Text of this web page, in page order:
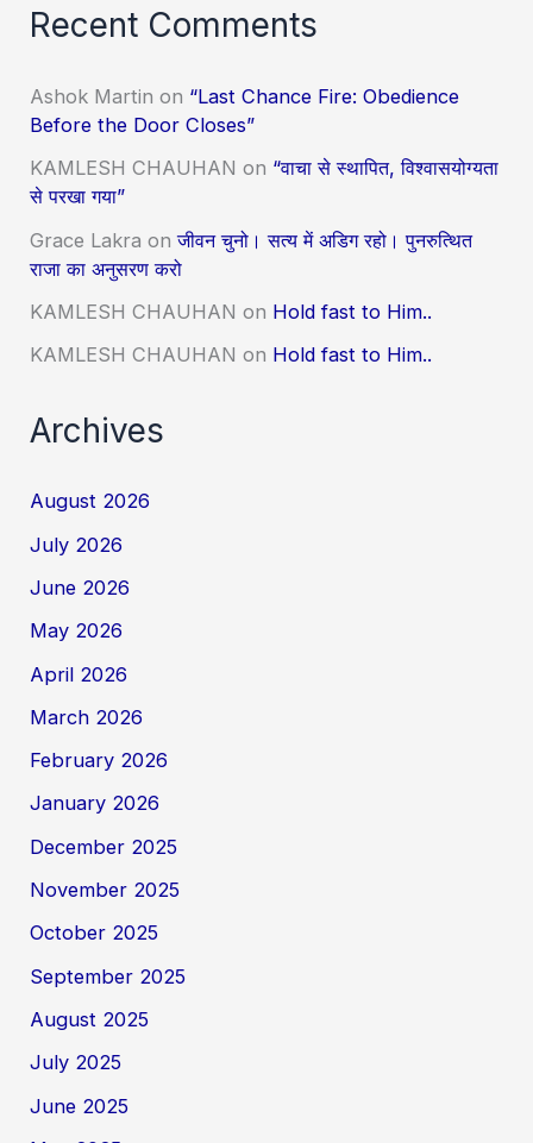
Recent Comments
Ashok Martin on “Last Chance Fire: Obedience
Before the Door Closes”
KAMLESH CHAUHAN on “वाचा से स्थापित, विश्वासयोग्यता
से परखा गया”
Grace Lakra onजीवन चुनो। सत्य में अडिग रहो। पुनरुत्थित
राजा का अनुसरण करो
KAMLESH CHAUHAN on Hold fast to Him..
KAMLESH CHAUHAN on Hold fast to Him..
Archives
August 2026
July 2026
June 2026
May 2026
April 2026
March 2026
February 2026
January 2026
December 2025
November 2025
October 2025
September 2025
August 2025
July 2025
June 2025